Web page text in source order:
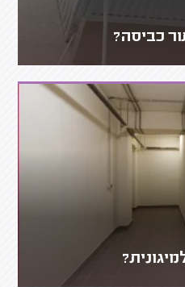
כביסה?